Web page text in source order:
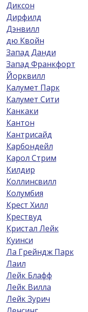
Диксон
Дирфилд
Дэнвилл
дю Квойн
Запад Данди
Запад Франкфорт
Йорквилл
Калумет Парк
Калумет Сити
Канкаки
Кантон
Кантрисайд
Карбондейл
Карол Стрим
Килдир
Коллинсвилл
Колумбия
Крест Хилл
Крествуд
Кристал Лейк
Куинси
Ла Грейндж Парк
Лаил
Лейк Блафф
Лейк Вилла
Лейк Зурич